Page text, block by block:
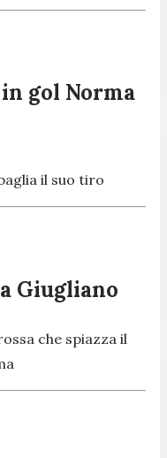
gol Norma
il suo tiro
Giugliano
che spiazza il